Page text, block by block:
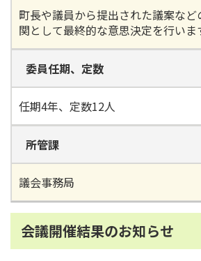
町長や議員から提出された議案な
関として最終的な意思決定を行いま
委員任期、定数
任期4年、定数12人
所管課
議会事務局
会議開催結果のお知らせ